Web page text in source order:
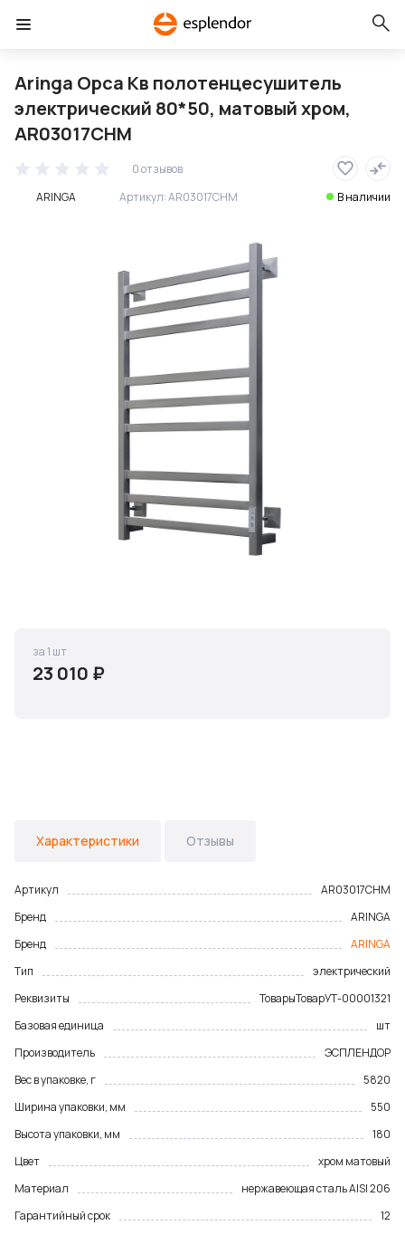
Aringa Орса Кв полотенцесушитель
электрический 80*50, матовый хром,
AR03017CHM
0 отзывов
ARINGA
Артикул:AR03017CHM В наличии
23 010 ₽
за 1 шт
Характеристики Отзывы
Артикул
AR03017CHM
Бренд
ARINGA
Бренд
ARINGA
Тип
электрический
Реквизиты
ТоварыТоварУТ-00001321
Базовая единица
шт
Производитель
ЭСПЛЕНДОР
Вес в упаковке, г
5820
Ширина упаковки, мм
550
Высота упаковки, мм
180
Цвет
хром матовый
Материал
нержавеющая сталь AISI 206
Гарантийный срок
12